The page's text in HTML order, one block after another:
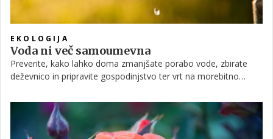
EKOLOGIJA
Voda ni več samoumevna
Preverite, kako lahko doma zmanjšate porabo vode, zbirate
deževnico in pripravite gospodinjstvo ter vrt na morebitno